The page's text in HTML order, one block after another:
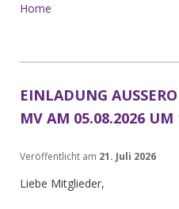
Home
EINLADUNG
V AM 05.08.2026 UM
Veröffentlicht am 21. Juli 2026
Liebe Mitglieder,